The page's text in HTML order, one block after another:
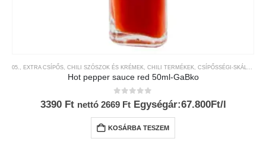
05., EXTRA CSÍPŐS CHILI SZÓSZOK ÉS KRÉMEK CHILI TERMÉKEK CSÍPŐSSÉGI-SKÁLA
Hot pepper sauce red 50ml-GaBko
0az 5-ből
3390 Ft nettó 2669 Ft Egységár:67.800Ft/l
KOSÁRBA TESZEM